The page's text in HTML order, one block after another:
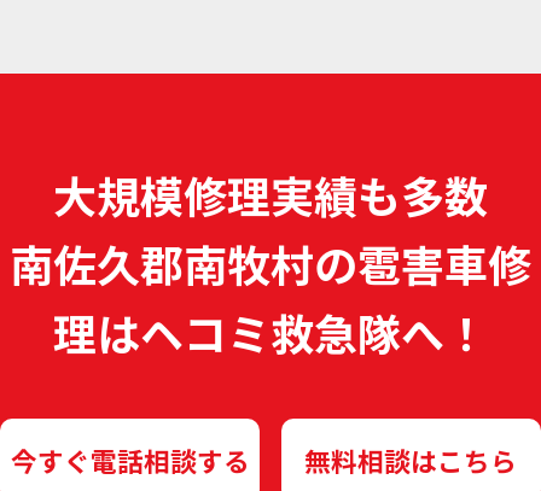
大規模修理実績も多数
南佐久郡南牧村の雹害車修
理はヘコミ救急隊へ！
今すぐ電話相談する 無料相談はこちら